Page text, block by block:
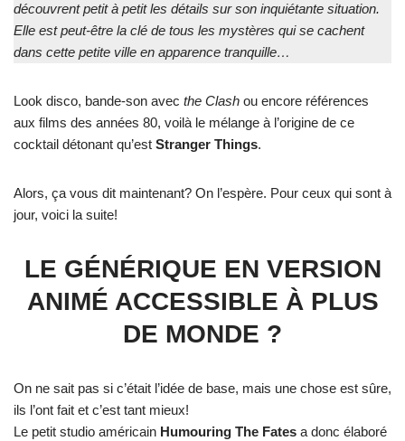
découvrent petit à petit les détails sur son inquiétante situation.
Elle est peut-être la clé de tous les mystères qui se cachent
dans cette petite ville en apparence tranquille…
Look disco, bande-son avec the Clash ou encore références
aux films des années 80, voilà le mélange à l’origine de ce
cocktail détonant qu’est Stranger Things.
Alors, ça vous dit maintenant? On l’espère. Pour ceux qui sont à
jour, voici la suite!
LE GÉNÉRIQUE EN VERSION
ANIMÉ ACCESSIBLE À PLUS
DE MONDE ?
On ne sait pas si c’était l’idée de base, mais une chose est sûre,
ils l’ont fait et c’est tant mieux!
Le petit studio américain Humouring The Fates a donc élaboré